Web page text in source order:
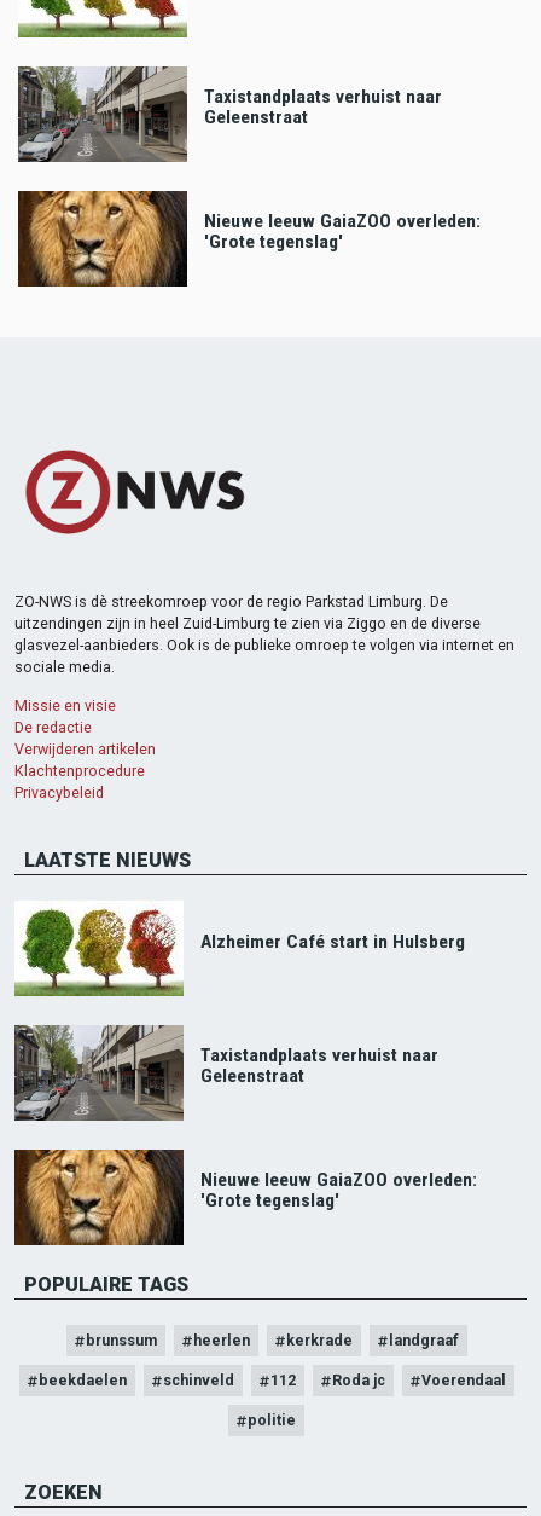
Taxistandplaats verhuist naar
Geleenstraat
Nieuwe leeuw GaiaZOO overleden:
'Grote tegenslag'
ZO-NWS is dè streekomroep voor de regio Parkstad Limburg. De
uitzendingen zijn in heel Zuid-Limburg te zien via Ziggo en de diverse
glasvezel-aanbieders. Ook is de publieke omroep te volgen via internet en
sociale media.
Missie en visie
De redactie
Verwijderen artikelen
Klachtenprocedure
Privacybeleid
LAATSTE NIEUWS
Alzheimer Café start in Hulsberg
Taxistandplaats verhuist naar
Geleenstraat
Nieuwe leeuw GaiaZOO overleden:
'Grote tegenslag'
POPULAIRE TAGS
brunssum heerlen kerkrade landgraaf
beekdaelen schinveld 112 Roda jc Voerendaal
politie
ZOEKEN